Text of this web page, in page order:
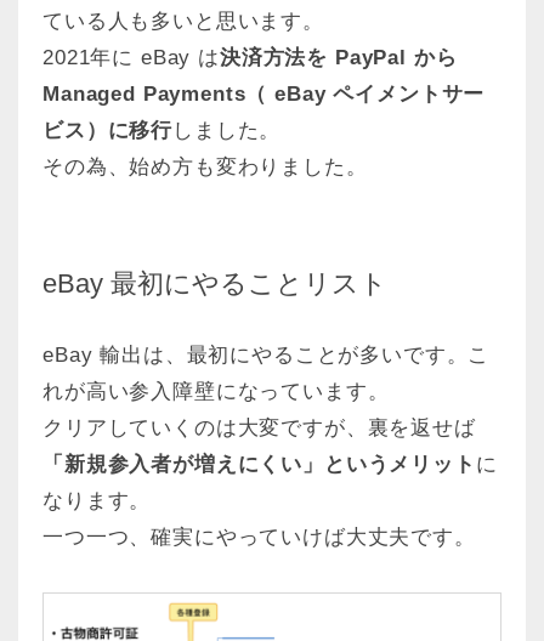
ている人も多いと思います。
2021年に eBay は決済方法を PayPal から
Managed Payments（ eBay ペイメントサー
ビス）に移行しました。
その為、始め方も変わりました。
eBay 最初にやることリスト
eBay 輸出は、最初にやることが多いです。こ
れが高い参入障壁になっています。
クリアしていくのは大変ですが、裏を返せば
「新規参入者が増えにくい」というメリット に
なります。
一つ一つ、確実にやっていけば大丈夫です。